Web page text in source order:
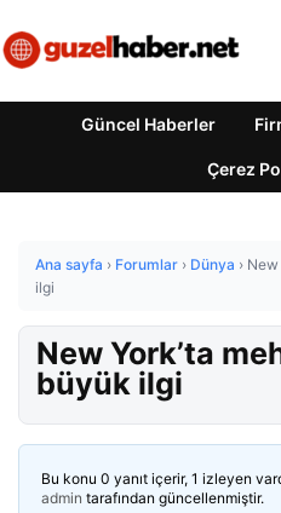
Güncel Haberler
Çerez
Ana sayfa › Forumlar › Dünya › New
ilgi
New York’ta
büyük ilgi
Bu konu 0 yanıt içerir, 1 izleyen
admin tarafından güncellenmiştir.